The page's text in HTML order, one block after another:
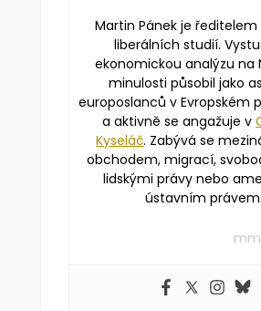
Martin Pánek je
liberálních studií.
ekonomickou analýzu na
minulosti působil jako
europoslanců v Evropském
a aktivně se angažuje v
Kyseláč. Zabývá se
obchodem, migrací,
lidskými právy nebo
ústavním právem.